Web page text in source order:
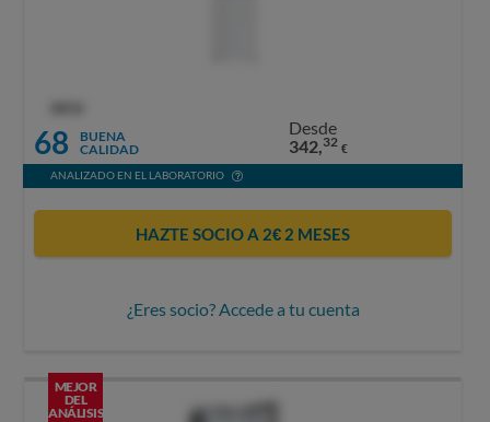
68
BUENA
CALIDAD
Desde
342,32 €
ANALIZADO EN EL LABORATORIO
HAZTE SOCIO A 2€ 2 MESES
¿Eres socio? Accede a tu cuenta
MEJOR
DEL
ANÁLISIS